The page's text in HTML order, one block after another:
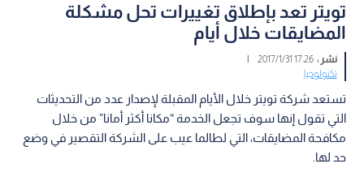
تويتر تعد بإطلاق تغييرات تحل مشكلة
المضايقات خلال أيام
نشر :17:26 2017/1/31
|
تكنولوجيا
تستعد شركة تويتر خلال الأيام المقبلة لإصدار عدد من التحديثات
التي تقول إنها سوف تجعل الخدمة “مكانا أكثر أمانا” من خلال
مكافحة المضايقات، التي لطالما عيب على الشركة التقصير في وضع
حد لها.